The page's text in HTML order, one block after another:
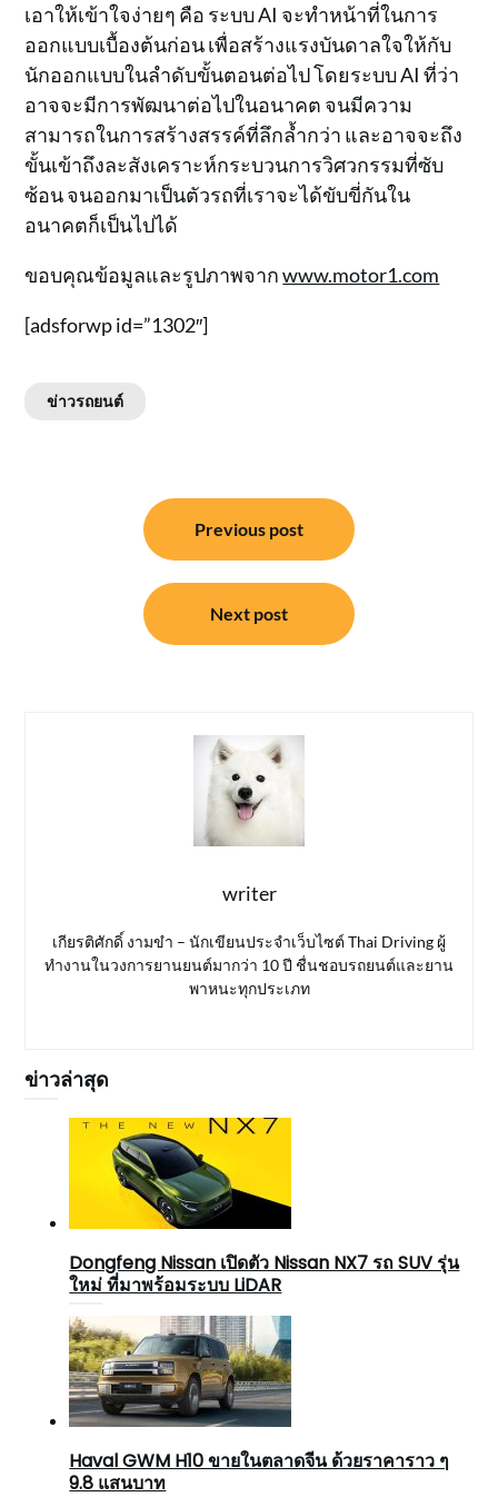
เอาให้เข้าใจง่ายๆ คือ ระบบ AI จะทำหน้าที่ในการ
ออกแบบเบื้องต้นก่อน เพื่อสร้างแรงบันดาลใจให้กับ
นักออกแบบในลำดับขั้นตอนต่อไป โดยระบบ AI ที่ว่า
อาจจะมีการพัฒนาต่อไปในอนาคต จนมีความ
สามารถในการสร้างสรรค์ที่ลึกล้ำกว่า และอาจจะถึง
ขั้นเข้าถึงละสังเคราะห์กระบวนการวิศวกรรมที่ซับ
ซ้อน จนออกมาเป็นตัวรถที่เราจะได้ขับขี่กันใน
อนาคตก็เป็นไปได้
ขอบคุณข้อมูลและรูปภาพจากwww.motor1.com
[adsforwp id=”1302″]
ข่าวรถยนต์
Previous post
Next post
writer
เกียรติศักดิ์ งามขำ – นักเขียนประจำเว็บไซต์ Thai Driving ผู้
ทำงานในวงการยานยนต์มากว่า 10 ปี ชื่นชอบรถยนต์และยาน
พาหนะทุกประเภท
ข่าวล่าสุด
Dongfeng Nissan เปิดตัว Nissan NX7 รถ SUV รุ่น
ใหม่ ที่มาพร้อมระบบ LiDAR
Haval GWM H10 ขายในตลาดจีน ด้วยราคาราว ๆ
9.8 แสนบาท